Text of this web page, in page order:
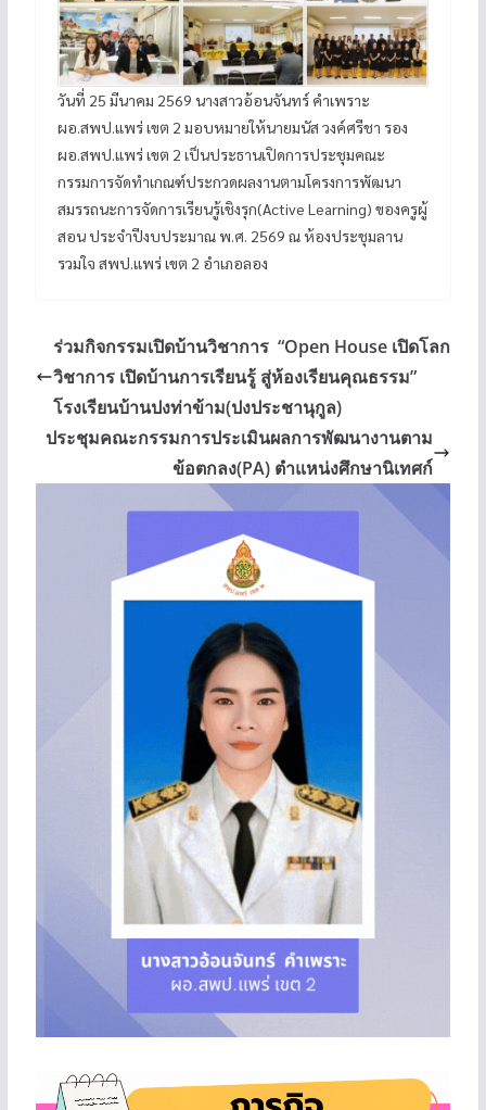
วันที่ 25 มีนาคม 2569 นางสาวอ้อนจันทร์ คำเพราะ
ผอ.สพป.แพร่ เขต 2 มอบหมายให้นายมนัส วงค์ศรีชา รอง
ผอ.สพป.แพร่ เขต 2 เป็นประธานเปิดการประชุมคณะ
กรรมการจัดทำเกณฑ์ประกวดผลงานตามโครงการพัฒนา
สมรรถนะการจัดการเรียนรู้เชิงรุก(Active Learning) ของครูผู้
สอน ประจำปีงบประมาณ พ.ศ. 2569 ณ ห้องประชุมลาน
รวมใจ สพป.แพร่ เขต 2 อำเภอลอง
ร่วมกิจกรรมเปิดบ้านวิชาการ “Open House เปิดโลก
วิชาการ เปิดบ้านการเรียนรู้ สู่ห้องเรียนคุณธรรม”
โรงเรียนบ้านปงท่าข้าม(ปงประชานุกูล)
ประชุมคณะกรรมการประเมินผลการพัฒนางานตาม
ข้อตกลง(PA) ตำแหน่งศึกษานิเทศก์